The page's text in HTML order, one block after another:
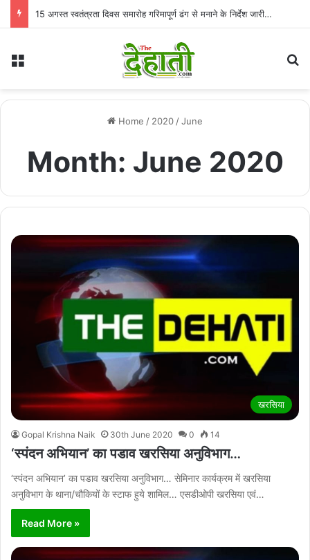
15 अगस्त स्वतंत्रता दिवस समारोह गरिमापूर्ण ढंग से मनाने के निर्देश जारी…
Menu
Home / 2020 /June
Month: June 2020
खरसिया
Gopal Krishna Naik 30th June 2020 0 14
‘स्पंदन अभियान’ का पडाव खरसिया अनुविभाग…
‘स्पंदन अभियान’ का पडाव खरसिया अनुविभाग… सेमिनार कार्यक्रम में खरसिया
अनुविभाग के थाना/चौकियों के स्टाफ हुये शामिल… एसडीओपी खरसिया एवं…
Read More »